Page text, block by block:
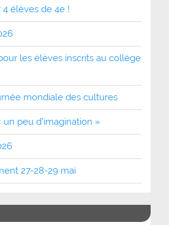
élèves de 4e !
les élèves inscrits au collège
mondiale des cultures
peu d’imagination »
27-28-29 mai